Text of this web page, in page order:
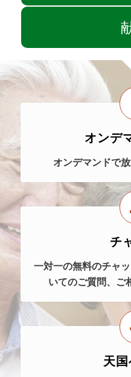
オンデ
オンデマンドで
チ
一対一の無料のチャ
いてのご質問、ご
天